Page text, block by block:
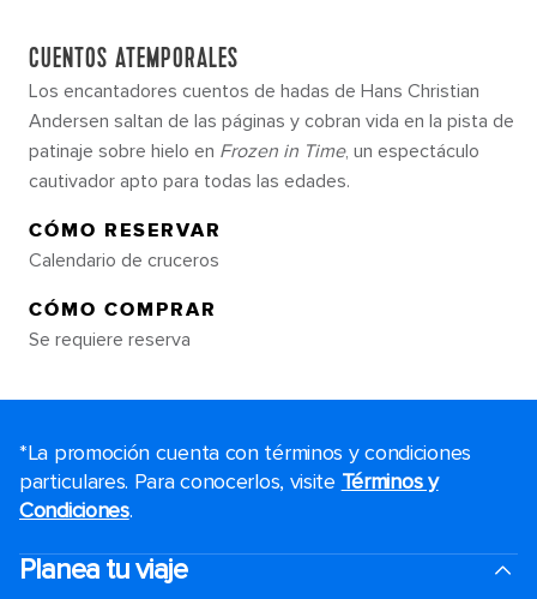
CUENTOS ATEMPORALES
Los encantadores cuentos de hadas de Hans Christian
Andersen saltan de las páginas y cobran vida en la pista de
patinaje sobre hielo en Frozen in Time, un espectáculo
cautivador apto para todas las edades.
CÓMO RESERVAR
Calendario de cruceros
CÓMO COMPRAR
Se requiere reserva
*La promoción cuenta con términos y condiciones
particulares. Para conocerlos, visite Términos y
Condiciones.
Planea tu viaje